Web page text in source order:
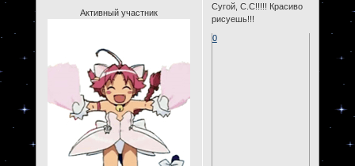
Активный участник
Сугой, С.С!!!!! Красиво
рисуешь!!!
0